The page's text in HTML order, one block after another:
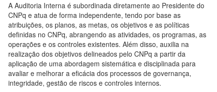
A Auditoria Interna é subordinada diretamente ao Presidente do
CNPq e atua de forma independente, tendo por base as
atribuições, os planos, as metas, os objetivos e as políticas
definidas no CNPq, abrangendo as atividades, os programas, as
operações e os controles existentes. Além disso, auxilia na
realização dos objetivos delineados pelo CNPq a partir da
aplicação de uma abordagem sistemática e disciplinada para
avaliar e melhorar a eficácia dos processos de governança,
integridade, gestão de riscos e controles internos.